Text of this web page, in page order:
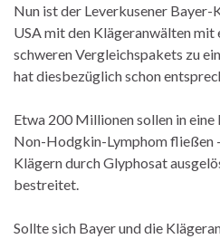
Nun ist der Leverkusener Bayer-
USA mit den Klägeranwälten
schweren Vergleichspakets zu
hat diesbezüglich schon
Etwa 200 Millionen sollen in
Non-Hodgkin-Lymphom fließen
Klägern durch Glyphosat
bestreitet.
Sollte sich Bayer und die